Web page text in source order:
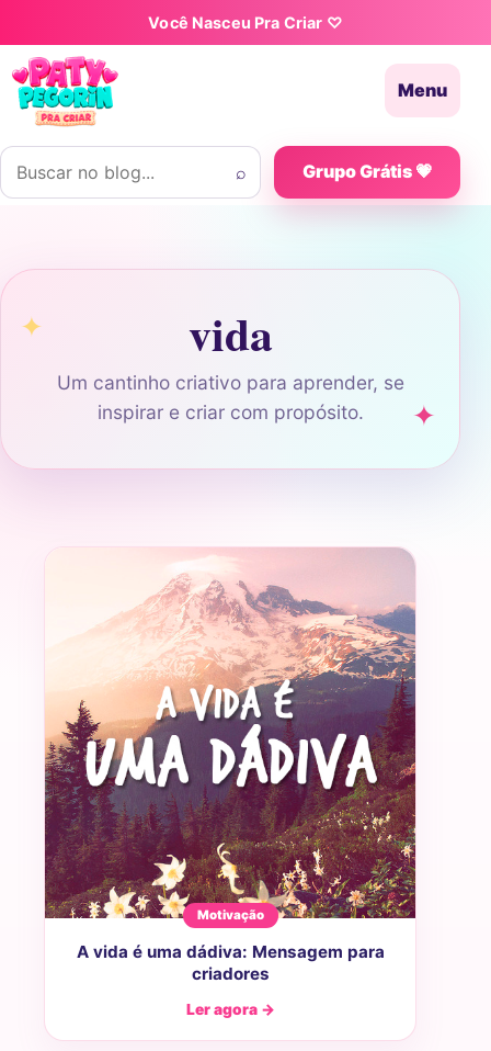
Pular para o conteúdoVocê Nasceu Pra Criar ♡
Menu
Buscar por:
⌕ Grupo Grátis 💗
vida
Um cantinho criativo para aprender, se
inspirar e criar com propósito.
Motivação
A vida é uma dádiva: Mensagem para
criadores
Ler agora →